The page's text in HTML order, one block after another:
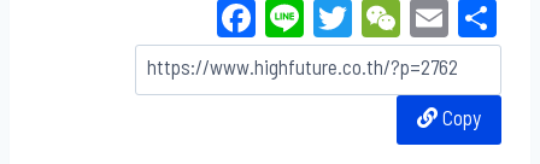
Fa
ce
bo
Li
ne
T
wi
tt
W
eC
ha
t
E
m
ail
Copy